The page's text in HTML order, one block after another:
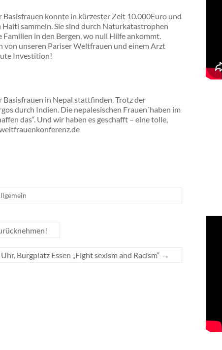
konnte in kürzester Zeit 10.000Euro und
sammeln. Sie sind durch Naturkatastrophen
in den Bergen, wo null Hilfe ankommt.
unseren Pariser Weltfrauen und einem Arzt
Investition!
in Nepal stattfinden. Trotz der
durch Indien. Die nepalesischen Frauen´haben im
das“. Und wir haben es geschafft – eine tolle,
Burgplatz Essen „Fight sexism and Racism“ →